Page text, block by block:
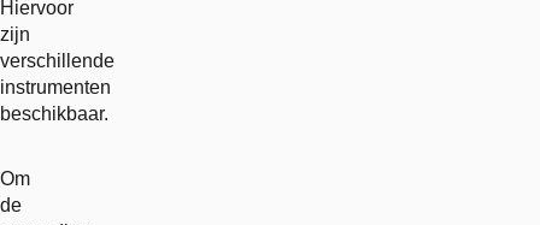
Hiervoor
zijn
verschillende
instrumenten
beschikbaar.
Om
de